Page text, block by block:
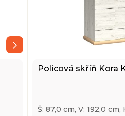
Policová skříň Kora
Š: 87,0 cm, V: 192,0 cm,